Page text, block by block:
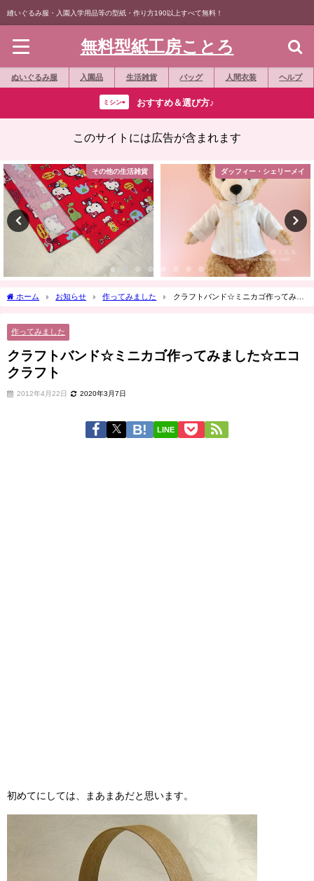
縫いぐるみ服・入園入学用品等の型紙・作り方190以上すべて無料！
無料型紙工房ことろ
ぬいぐるみ服 入園品 生活雑貨 バッグ 人間衣装 ヘルプ
ミシン⇨ おすすめ＆選び方♪
このサイトには広告が含まれます
その他の生活雑貨 ダッフィー・シェリーメイ
ホーム お知らせ 作ってみました
クラフトバンド☆ミニカゴ作ってみま
作ってみました
クラフトバンド☆ミニカゴ作ってみました☆エコ
クラフト
2012年4月22日 2020年3月7日
LINE
初めてにしては、まあまあだと思います。